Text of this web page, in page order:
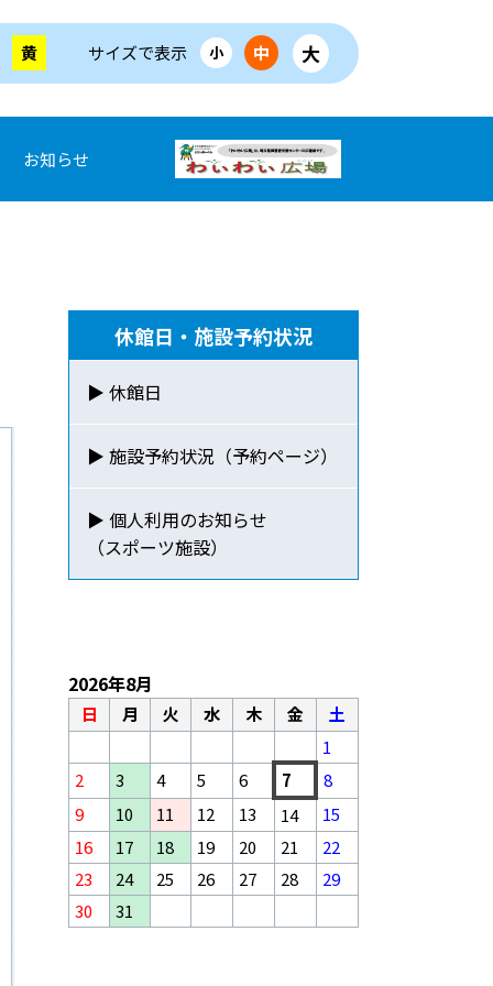
黄 サイズで表示 小 中 大
お知らせ
休館日・施設予約状況
▶ 休館日
▶ 施設予約状況（予約ページ）
▶ 個人利用のお知らせ
（スポーツ施設）
2026年8月
日 月 火 水 木 金
土
1
2
3 4 5 6 7
8
9
10 11 12 13 14
15
16
17 18 19 20 21
22
23
24 25 26 27 28
29
30
31